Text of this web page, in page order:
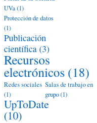
UVa(1)
Protección de datos
(1)
Publicación
científica (3)
Recursos
electrónicos (18)
Redes sociales
(1)
Salas de trabajo en
grupo(1)
UpToDate
(10)